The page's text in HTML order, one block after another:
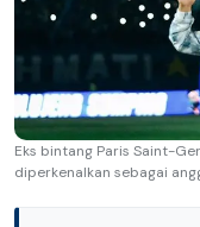
Eks bintang Paris Saint-
diperkenalkan sebagai